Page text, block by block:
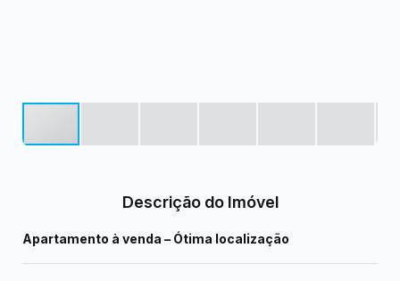
Descrição do Imóvel
Apartamento à venda – Ótima localização